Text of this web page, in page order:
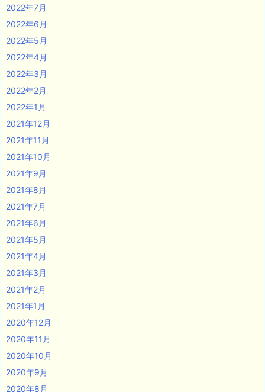
2022年7月
2022年6月
2022年5月
2022年4月
2022年3月
2022年2月
2022年1月
2021年12月
2021年11月
2021年10月
2021年9月
2021年8月
2021年7月
2021年6月
2021年5月
2021年4月
2021年3月
2021年2月
2021年1月
2020年12月
2020年11月
2020年10月
2020年9月
2020年8月